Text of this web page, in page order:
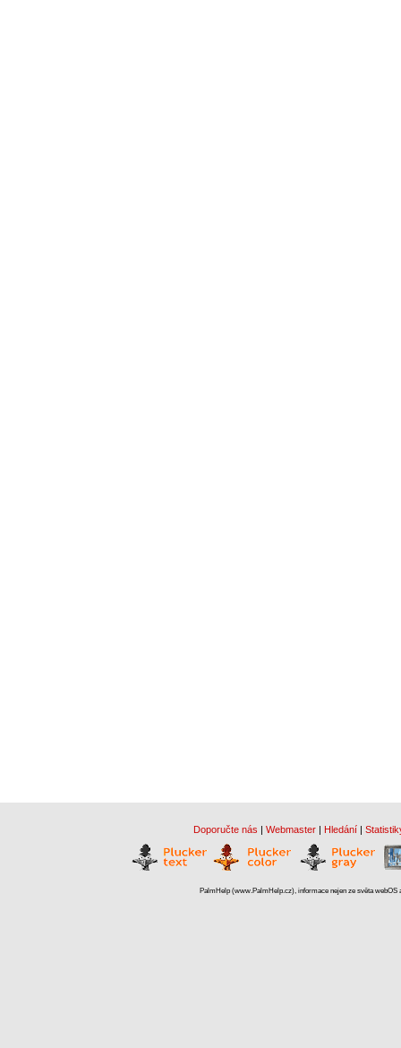
Doporučte nás | Webmaster | Hledání |
PalmHelp (www.PalmHelp.cz), informace nejen ze světa